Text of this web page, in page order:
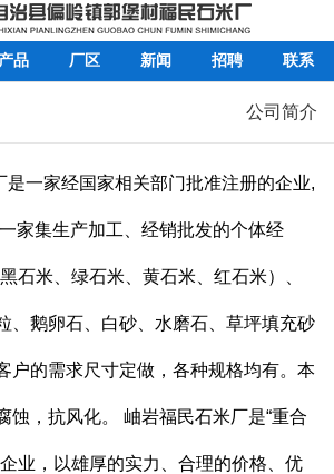
产品 厂区 新闻 招聘 联系
公司简介
一家经国家相关部门批准注册的企业,
家集生产加工、经销批发的个体经
黑石米、绿石米、黄石米、红石米）、
、鹅卵石、白砂、水磨石、草坪填充砂
户的需求尺寸定做，各种规格均有。本
蚀，抗风化。 岫岩福民石米厂是“重合
业，以雄厚的实力、合理的价格、优